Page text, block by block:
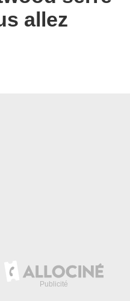
allez